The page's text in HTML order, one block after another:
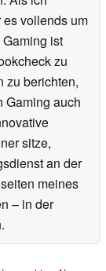
vollends um
ist
zu
zu berichten,
Gaming auch
sitze,
an der
meines
– in der